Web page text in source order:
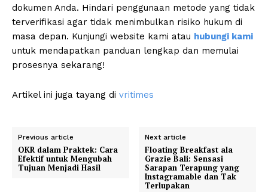
dokumen Anda. Hindari penggunaan metode yang tidak
terverifikasi agar tidak menimbulkan risiko hukum di
masa depan. Kunjungi website kami atau hubungi kami
untuk mendapatkan panduan lengkap dan memulai
prosesnya sekarang!
Artikel ini juga tayang di vritimes
Previous article
OKR dalam Praktek: Cara
Efektif untuk Mengubah
Tujuan Menjadi Hasil
Next article
Floating Breakfast ala
Grazie Bali: Sensasi
Sarapan Terapung yang
Instagramable dan Tak
Terlupakan